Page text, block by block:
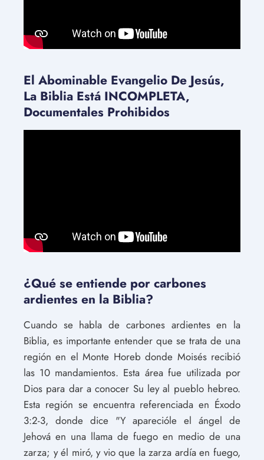
El Abominable Evangelio De Jesús,
La Biblia Está INCOMPLETA,
Documentales Prohibidos
¿Qué se entiende por carbones
ardientes en la Biblia?
Cuando se habla de carbones ardientes en la
Biblia, es importante entender que se trata de una
región en el Monte Horeb donde Moisés recibió
las 10 mandamientos. Esta área fue utilizada por
Dios para dar a conocer Su ley al pueblo hebreo.
Esta región se encuentra referenciada en Éxodo
3:2-3, donde dice "Y aparecióle el ángel de
Jehová en una llama de fuego en medio de una
zarza; y él miró, y vio que la zarza ardía en fuego,